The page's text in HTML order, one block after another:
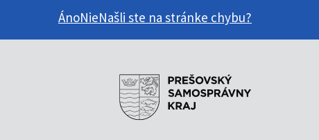
ÁnoNieNašli ste na stránke chybu?